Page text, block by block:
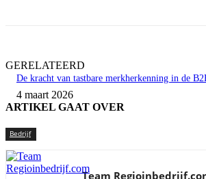
GERELATEERD
De kracht van tastbare merkherkenning in de
4 maart 2026
ARTIKEL GAAT OVER
Bedrijf
Team